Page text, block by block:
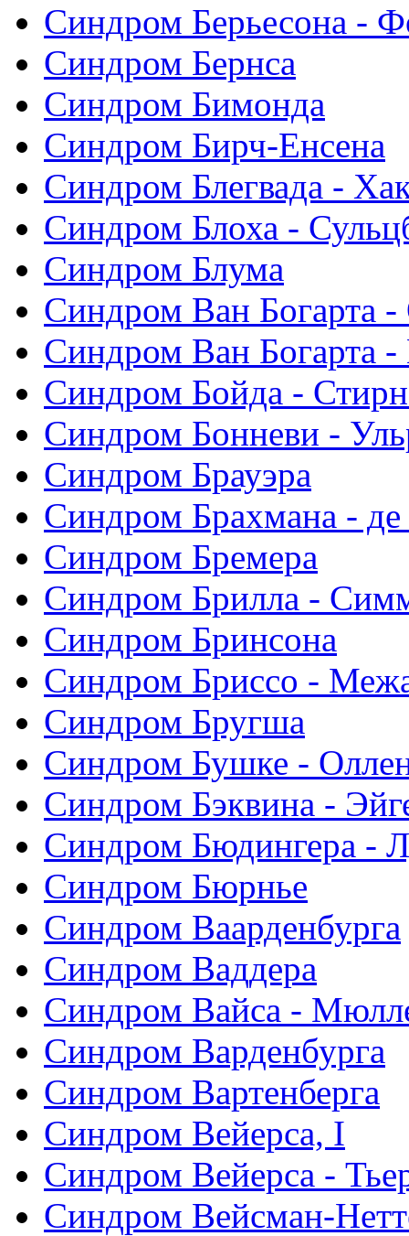
Синдром Берьесона -
Синдром Бернса
Синдром Бимонда
Синдром Бирч-Енсена
Синдром Блегвада -
Синдром Блоха -
Синдром Блума
Синдром Ван Богарта -
Синдром Ван Богарта
Синдром Бойда -
Синдром Бонневи -
Синдром Брауэра
Синдром Брахмана - де
Синдром Бремера
Синдром Брилла -
Синдром Бринсона
Синдром Бриссо -
Синдром Бругша
Синдром Бушке -
Синдром Бэквина -
Синдром Бюдингера -
Синдром Бюрнье
Синдром Ваарденбурга
Синдром Ваддера
Синдром Вайса -
Синдром Варденбурга
Синдром Вартенберга
Синдром Вейерса, I
Синдром Вейерса -
Синдром Вейсман-